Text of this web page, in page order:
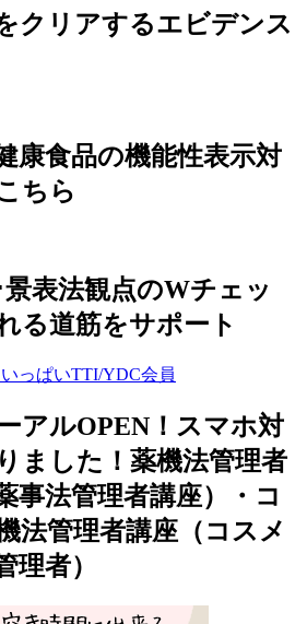
クリアするエビデンス
康食品の機能性表示対
ちら
景表法観点のWチェッ
る道筋をサポート
アルOPEN！スマホ対
ました！薬機法管理者
事法管理者講座）・コ
法管理者講座（コスメ
理者）